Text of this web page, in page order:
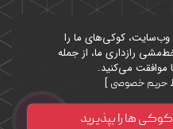
وب‌سایت، کوکی‌های ما را
رازداری ما، از جمله
می‌کنید.
حریم خصوصی ]
کوکی ها را بپذیرید